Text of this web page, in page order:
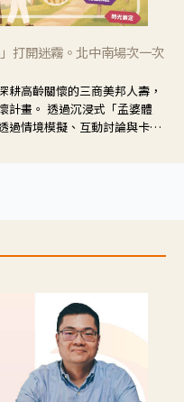
打開迷霧。北中南場次一次
耕高齡關懷的三商美邦人壽，
「孟婆體
過情境模擬、互動討論與卡牌